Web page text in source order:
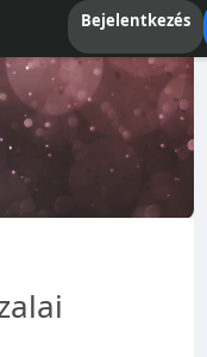
Bejelentkezés